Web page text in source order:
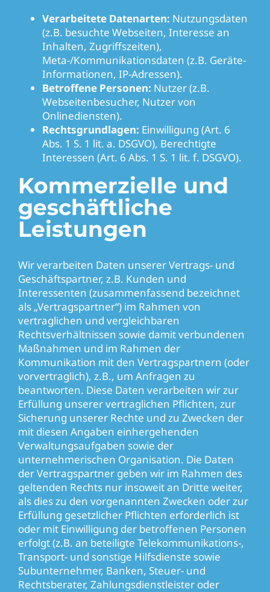
Verarbeitete Datenarten: Nutzungsdaten
(z.B. besuchte Webseiten, Interesse an
Inhalten, Zugriffszeiten),
Meta-/Kommunikationsdaten (z.B. Geräte-
Informationen, IP-Adressen).
Betroffene Personen: Nutzer (z.B.
Webseitenbesucher, Nutzer von
Onlinediensten).
Rechtsgrundlagen: Einwilligung (Art. 6
Abs. 1 S. 1 lit. a. DSGVO), Berechtigte
Interessen (Art. 6 Abs. 1 S. 1 lit. f. DSGVO).
Kommerzielle und
geschäftliche
Leistungen
Wir verarbeiten Daten unserer Vertrags- und
Geschäftspartner, z.B. Kunden und
Interessenten (zusammenfassend bezeichnet
als „Vertragspartner“) im Rahmen von
vertraglichen und vergleichbaren
Rechtsverhältnissen sowie damit verbundenen
Maßnahmen und im Rahmen der
Kommunikation mit den Vertragspartnern (oder
vorvertraglich), z.B., um Anfragen zu
beantworten. Diese Daten verarbeiten wir zur
Erfüllung unserer vertraglichen Pflichten, zur
Sicherung unserer Rechte und zu Zwecken der
mit diesen Angaben einhergehenden
Verwaltungsaufgaben sowie der
unternehmerischen Organisation. Die Daten
der Vertragspartner geben wir im Rahmen des
geltenden Rechts nur insoweit an Dritte weiter,
als dies zu den vorgenannten Zwecken oder zur
Erfüllung gesetzlicher Pflichten erforderlich ist
oder mit Einwilligung der betroffenen Personen
erfolgt (z.B. an beteiligte Telekommunikations-,
Transport- und sonstige Hilfsdienste sowie
Subunternehmer, Banken, Steuer- und
Rechtsberater, Zahlungsdienstleister oder